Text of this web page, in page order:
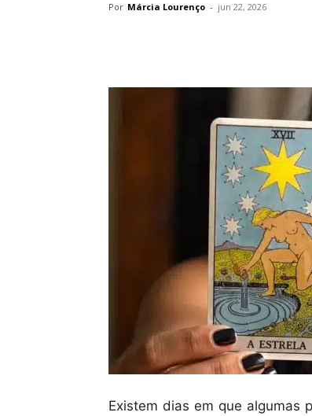
Por Márcia Lourenço - jun 22, 2026
Existem dias em que algumas